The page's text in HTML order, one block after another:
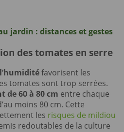
jardin : distances et gestes
des tomates en serre
favorisent les
tomates sont trop serrées.
de 60 à 80 cm entre chaque
moins 80 cm. Cette
les risques de mildiou
redoutables de la culture